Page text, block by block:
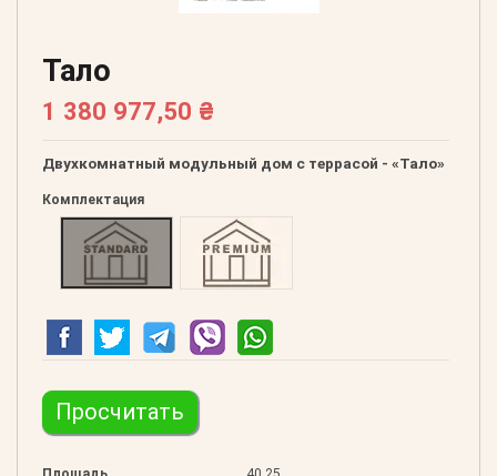
Тало
1 380 977,50 ₴
Двухкомнатный модульный дом с террасой - «Тало»
Комплектация
Стандарт
Премиум
Просчитать